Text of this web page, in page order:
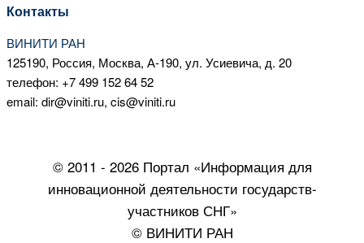
Контакты
ВИНИТИ РАН
125190, Россия, Москва, А-190, ул. Усиевича, д. 20
телефон: +7 499 152 64 52
email: dir@viniti.ru, cis@viniti.ru
© 2011 - 2026 Портал «Информация для
инновационной деятельности государств-
участников СНГ»
© ВИНИТИ РАН